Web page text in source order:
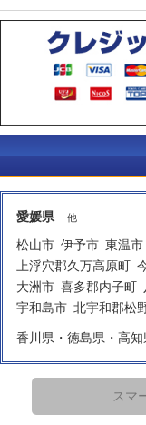
愛媛県 他
松山市 伊予市 東温市
上浮穴郡久万高原町
大洲市 喜多郡内子町
宇和島市 北宇和郡松
香川県・徳島県・高知
スマ